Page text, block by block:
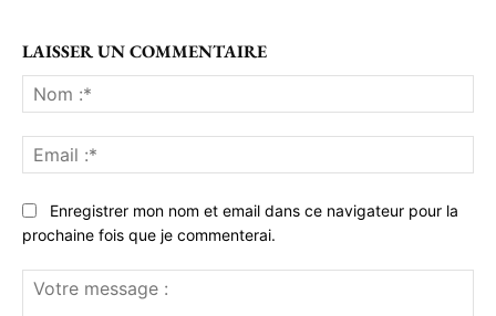
LAISSER UN COMMENTAIRE
:*
:*
Enregistrer mon nom et email dans ce navigateur pour la
prochaine fois que je commenterai.